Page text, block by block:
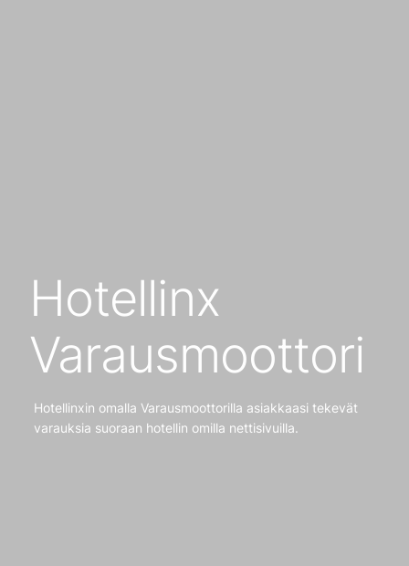
Hotellinx
Varausmoottori
Hotellinxin omalla Varausmoottorilla asiakkaasi tekevät
varauksia suoraan hotellin omilla nettisivuilla.